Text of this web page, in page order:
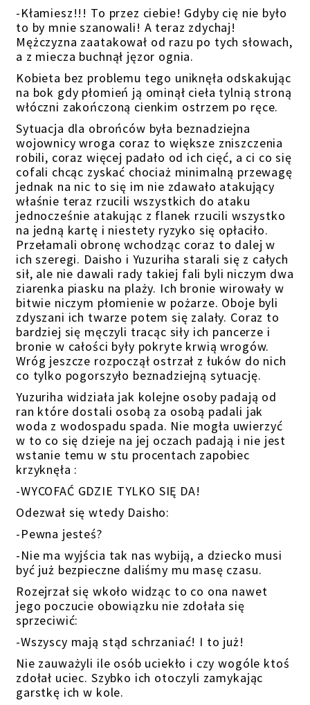
-Kłamiesz!!! To przez ciebie! Gdyby cię nie było
to by mnie szanowali! A teraz zdychaj!
Mężczyzna zaatakował od razu po tych słowach,
a z miecza buchnął jęzor ognia.
Kobieta bez problemu tego uniknęła odskakując
na bok gdy płomień ją ominął cieła tylnią stroną
włóczni zakończoną cienkim ostrzem po ręce.
Sytuacja dla obrońców była beznadziejna
wojownicy wroga coraz to większe zniszczenia
robili, coraz więcej padało od ich cięć, a ci co się
cofali chcąc zyskać chociaż minimalną przewagę
jednak na nic to się im nie zdawało atakujący
właśnie teraz rzucili wszystkich do ataku
jednocześnie atakując z flanek rzucili wszystko
na jedną kartę i niestety ryzyko się opłaciło.
Przełamali obronę wchodząc coraz to dalej w
ich szeregi. Daisho i Yuzuriha starali się z całych
sił, ale nie dawali rady takiej fali byli niczym dwa
ziarenka piasku na plaży. Ich bronie wirowały w
bitwie niczym płomienie w pożarze. Oboje byli
zdyszani ich twarze potem się zalały. Coraz to
bardziej się męczyli tracąc siły ich pancerze i
bronie w całości były pokryte krwią wrogów.
Wróg jeszcze rozpoczął ostrzał z łuków do nich
co tylko pogorszyło beznadziejną sytuację.
Yuzuriha widziała jak kolejne osoby padają od
ran które dostali osobą za osobą padali jak
woda z wodospadu spada. Nie mogła uwierzyć
w to co się dzieje na jej oczach padają i nie jest
wstanie temu w stu procentach zapobiec
krzyknęła :
-WYCOFAĆ GDZIE TYLKO SIĘ DA!
Odezwał się wtedy Daisho:
-Pewna jesteś?
-Nie ma wyjścia tak nas wybiją, a dziecko musi
być już bezpieczne daliśmy mu masę czasu.
Rozejrzał się wkoło widząc to co ona nawet
jego poczucie obowiązku nie zdołała się
sprzeciwić:
-Wszyscy mają stąd schrzaniać! I to już!
Nie zauważyli ile osób uciekło i czy wogóle ktoś
zdołał uciec. Szybko ich otoczyli zamykając
garstkę ich w kole.